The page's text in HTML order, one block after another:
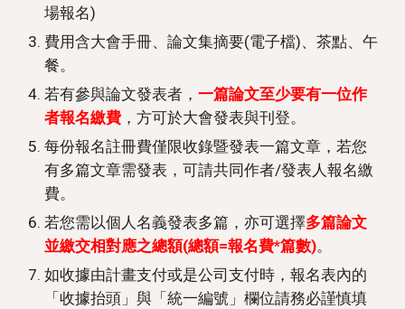
場報名)
費用含大會手冊、論文集摘要(電子檔)、茶點、午
餐。
若有參與論文發表者，一篇論文至少要有一位作
者報名繳費 ，方可於大會發表與刊登。
每份報名註冊費僅限收錄暨發表一篇文章，若您
有多篇文章需發表，可請共同作者/發表人報名繳
費。
若您需以個人名義發表多篇，亦可選擇多篇論文
並繳交相對應之總額(總額=報名費*篇數)。
如收據由計畫支付或是公司支付時，報名表內的
「收據抬頭」與「統一編號」欄位請務必謹慎填